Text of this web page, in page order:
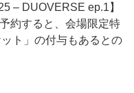
– DUOVERSE ep.1】
約すると、会場限定特
ト」の付与もあるとの